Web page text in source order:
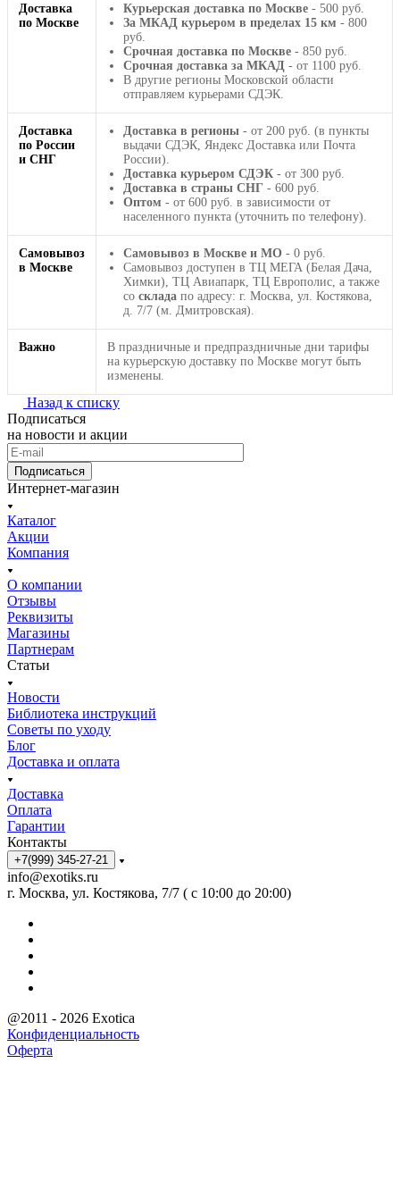
Доставка
по Москве
Курьерская доставка по Москве - 500 руб.
За МКАД курьером в пределах 15 км - 800
руб.
Срочная доставка по Москве - 850 руб.
Срочная доставка за МКАД - от 1100 руб.
В другие регионы Московской области
отправляем курьерами СДЭК.
Доставка
по России
и СНГ
Доставка в регионы - от 200 руб. (в пункты
выдачи СДЭК, Яндекс Доставка или Почта
России).
Доставка курьером СДЭК - от 300 руб.
Доставка в страны СНГ - 600 руб.
Оптом - от 600 руб. в зависимости от
населенного пункта (уточнить по телефону).
Самовывоз
в Москве
Самовывоз в Москве и МО - 0 руб.
Самовывоз доступен в ТЦ МЕГА (Белая Дача,
Химки), ТЦ Авиапарк, ТЦ Европолис, а также
со склада по адресу: г. Москва, ул. Костякова,
д. 7/7 (м. Дмитровская).
Важно
В праздничные и предпраздничные дни тарифы
на курьерскую доставку по Москве могут быть
изменены.
Назад к списку
Подписаться
на новости и акции
Подписаться
Интернет-магазин
Каталог
Акции
Компания
О компании
Отзывы
Реквизиты
Магазины
Партнерам
Статьи
Новости
Библиотека инструкций
Советы по уходу
Блог
Доставка и оплата
Доставка
Оплата
Гарантии
Контакты
+7(999) 345-27-21
info@exotiks.ru
г. Москва, ул. Костякова, 7/7 ( с 10:00 до 20:00)
@2011 - 2026 Exotica
Конфиденциальность
Оферта